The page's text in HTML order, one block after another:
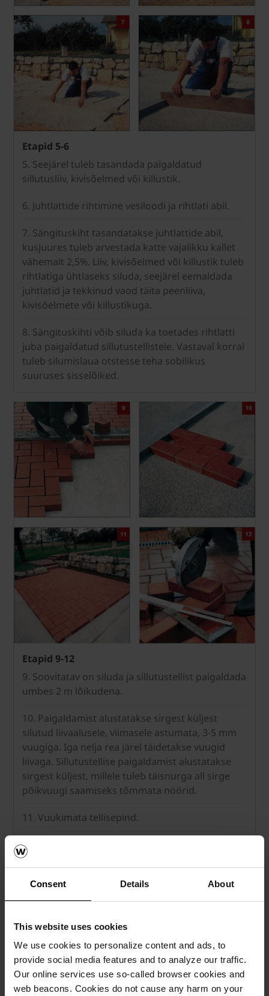
Consent Details About
This website uses cookies
We use cookies to personalize content and ads, to
provide social media features and to analyze our traffic.
Our online services use so-called browser cookies and
web beacons. Cookies do not cause any harm on your
Etapid 5-6
5. Seejärel tuleb tasandada paigaldatud
sillutusliiv, kivisõelmed või killustik.
6. Juhtlattide rihtimine vesiloodi ja rihtlati abil.
7. Sängituskiht tasandatakse juhtlattide abil,
kusjuures tuleb arvestada katte vajalikku kallet
vähemalt 2,5%. Liiv, kivisõelmed või killustik tuleb
rihtlatiga ühtlaseks siluda, seejärel eemaldada
juhtlatid ja tekkinud vaod täita peenliiva,
kivisõelmete või killustikuga.
8. Sängituskihti võib siluda ka toetades rihtlatti
juba paigaldatud sillutustellistele. Vastaval korral
tuleb silumislaua otstesse teha sobilikus
suuruses sisselõiked.
Etapid 9-12
9. Soovitatav on siluda ja sillutustellist paigaldada
umbes 2 m lõikudena.
10. Paigaldamist alustatakse sirgest küljest
silutud liivaalusele, viimasele astumata, 3-5 mm
vuugiga. Iga nelja rea järel täidetakse vuugid
liivaga. Sillutustellise paigaldamist alustatakse
sirgest küljest, millele tuleb täisnurga all sirge
põikvuugi saamiseks tõmmata nöörid.
11. Vuukimata tellisepind.
12. Sobituskivide lõikamiseks kasutatakse
vesijahutusega kivisaagi või nurklihvijat.